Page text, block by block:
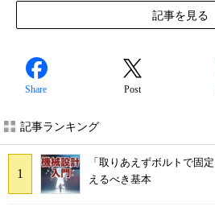
記事を見る
Share Post
記事ランキング
「取りあえずボルトで固
えるべき基本